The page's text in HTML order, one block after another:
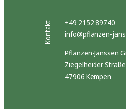
Kontakt
+49 2152 89740
info@pflanzen-
Pflanzen-Janssen
Ziegelheider
47906 Kempen